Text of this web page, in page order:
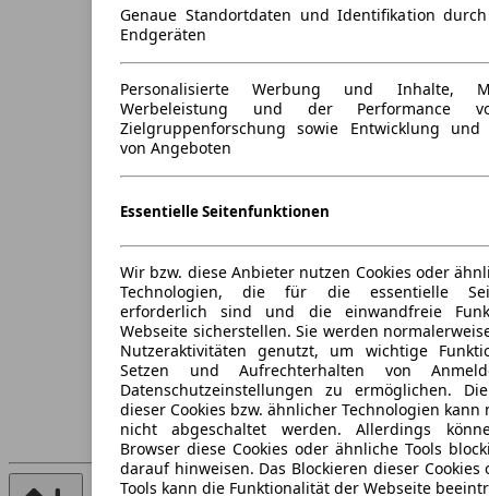
Genaue Standortdaten und Identifikation
Endgeräten
Personalisierte Werbung und Inhalte,
Werbeleistung und der Performance
Zielgruppenforschung sowie Entwicklung und
von Angeboten
Essentielle Seitenfunktionen
Wir bzw. diese Anbieter nutzen Cookies oder
Technologien, die für die essentielle
erforderlich sind und die einwandfreie
Webseite sicherstellen. Sie werden
Nutzeraktivitäten genutzt, um wichtige
Setzen und Aufrechterhalten von
Datenschutzeinstellungen zu ermöglichen.
dieser Cookies bzw. ähnlicher Technologien kann
nicht abgeschaltet werden. Allerdings
Browser diese Cookies oder ähnliche Tools
darauf hinweisen. Das Blockieren dieser
Tools kann die Funktionalität der Webseite